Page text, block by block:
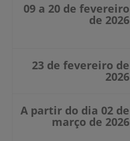
09 a 20 de fevereiro
de 2026
23 de fevereiro de
2026
A partir do dia 02 de
março de 2026